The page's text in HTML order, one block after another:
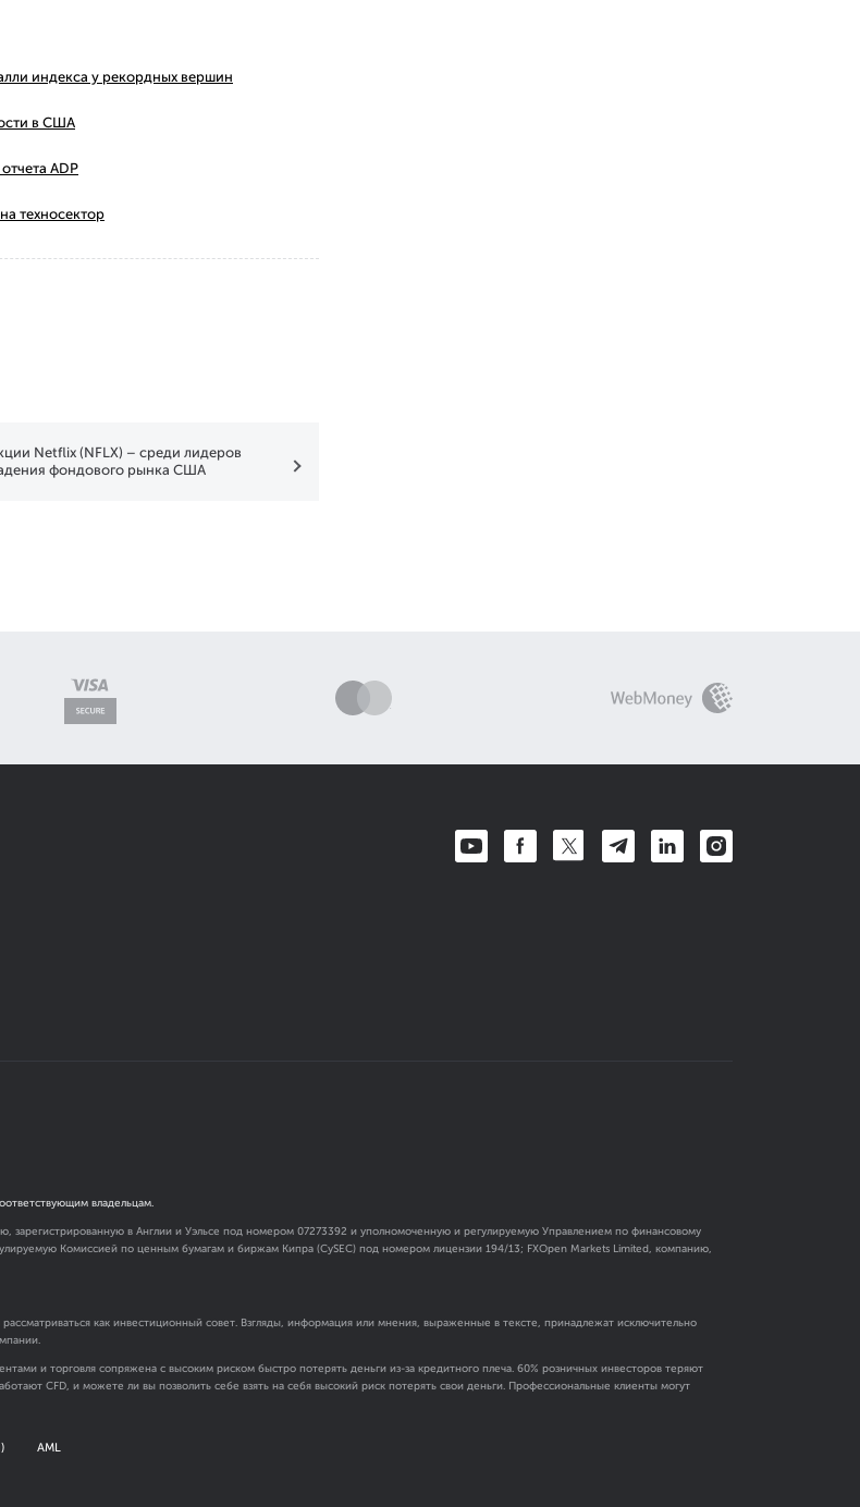
индекса у рекордных вершин
в США
ADP
техносектор
Netflix (NFLX) – среди лидеров
фондового рынка США
владельцам.
зарегистрированную в Англии и Уэльсе под номером 07273392 и уполномоченную и регулируемую Управлением по финансовому
Комиссией по ценным бумагам и биржам Кипра (CySEC) под номером лицензии 194/13; FXOpen Markets Limited, компанию,
как инвестиционный совет. Взгляды, информация или мнения, выраженные в тексте, принадлежат исключительно
и торговля сопряжена с высоким риском быстро потерять деньги из-за кредитного плеча. 60% розничных инвесторов теряют
CFD, и можете ли вы позволить себе взять на себя высокий риск потерять свои деньги. Профессиональные клиенты могут
AML